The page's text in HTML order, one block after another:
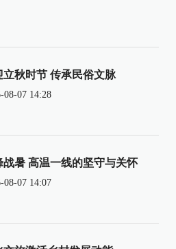
立秋时节 传承民俗文脉
08-07 14:28
战暑 高温一线的坚守与关怀
08-07 14:07